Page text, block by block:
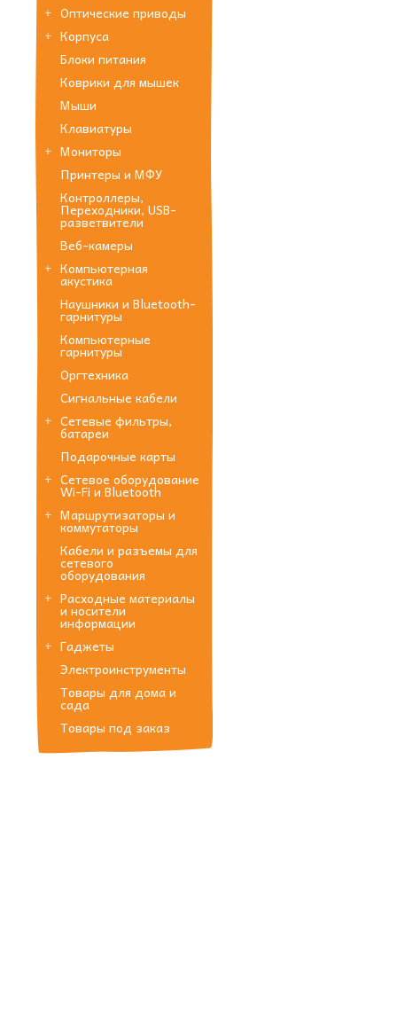
Оптические приводы
Корпуса
Блоки питания
Коврики для мышек
Мыши
Клавиатуры
Мониторы
Принтеры и МФУ
Контроллеры,
Переходники, USB-
разветвители
Веб-камеры
Компьютерная
акустика
Наушники и Bluetooth-
гарнитуры
Компьютерные
гарнитуры
Оргтехника
Сигнальные кабели
Сетевые фильтры,
батареи
Подарочные карты
Сетевое оборудование
Wi-Fi и Bluetooth
Маршрутизаторы и
коммутаторы
Кабели и разъемы для
сетевого
оборудования
Расходные материалы
и носители
информации
Гаджеты
Электроинструменты
Товары для дома и
сада
Товары под заказ